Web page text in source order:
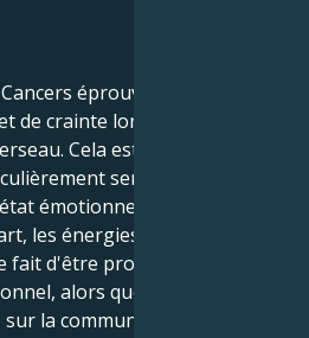
éprouvent à la fois des
de crainte lorsque la Lune
Cela est dû au fait que
sensibles aux
émotionnel et au besoin
les énergies du Cancer sont
fait d'être proche des autres
alors que l'énergie du
la communauté et moins